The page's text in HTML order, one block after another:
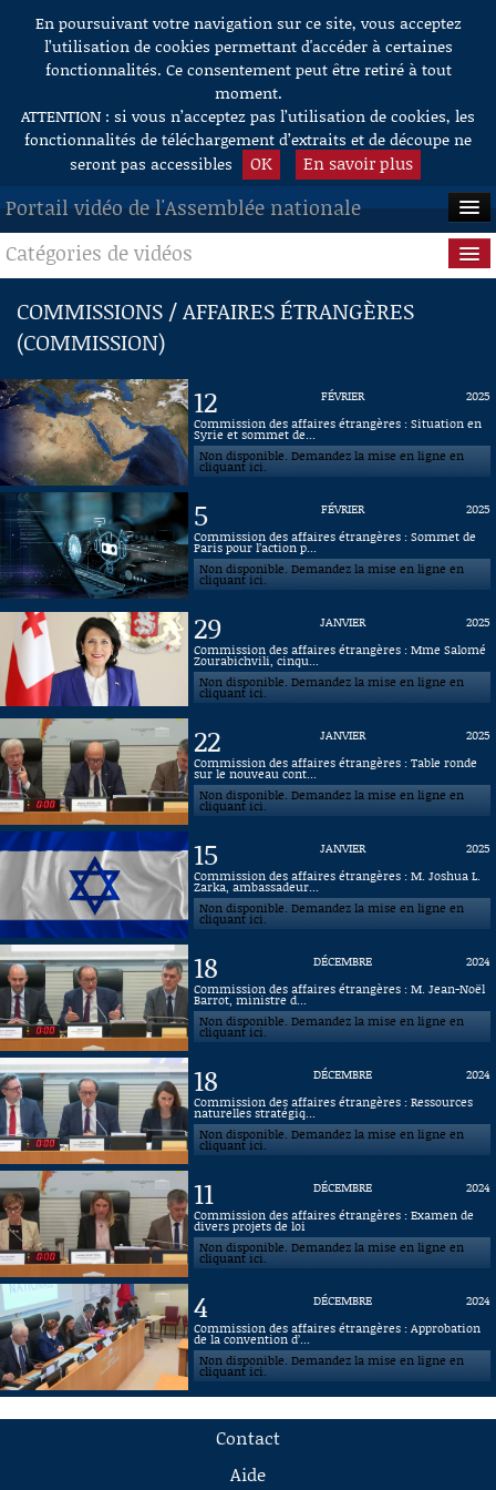
Aller au contenu
En poursuivant votre navigation sur ce site, vous acceptez
l’utilisation de cookies permettant d'accéder à certaines
fonctionnalités. Ce consentement peut être retiré à tout
moment.
ATTENTION : si vous n’acceptez pas l’utilisation de cookies, les
fonctionnalités de téléchargement d’extraits et de découpe ne
seront pas accessibles
OK En savoir plus
Portail vidéo de l'Assemblée nationale
ACCUEIL
EN DIRECT
À LA DEMANDE
RECHERCHE
AIDE À LA DÉCOUPE
DE VIDÉOS
Catégories de vidéos
Séance publique
Questions au Gouvernement
Commissions
Présidence
Connaissance, Histoire
Autres
COMMISSIONS / AFFAIRES ÉTRANGÈRES
(COMMISSION)
12 FÉVRIER
2025
Commission des affaires étrangères : Situation en
Syrie et sommet de...
Non disponible. Demandez la mise en ligne en
cliquant ici.
5 FÉVRIER
2025
Commission des affaires étrangères : Sommet de
Paris pour l’action p...
Non disponible. Demandez la mise en ligne en
cliquant ici.
29 JANVIER
2025
Commission des affaires étrangères : Mme Salomé
Zourabichvili, cinqu...
Non disponible. Demandez la mise en ligne en
cliquant ici.
22 JANVIER
2025
Commission des affaires étrangères : Table ronde
sur le nouveau cont...
Non disponible. Demandez la mise en ligne en
cliquant ici.
15 JANVIER
2025
Commission des affaires étrangères : M. Joshua L.
Zarka, ambassadeur...
Non disponible. Demandez la mise en ligne en
cliquant ici.
18 DÉCEMBRE
2024
Commission des affaires étrangères : M. Jean-Noël
Barrot, ministre d...
Non disponible. Demandez la mise en ligne en
cliquant ici.
18 DÉCEMBRE
2024
Commission des affaires étrangères : Ressources
naturelles stratégiq...
Non disponible. Demandez la mise en ligne en
cliquant ici.
11 DÉCEMBRE
2024
Commission des affaires étrangères : Examen de
divers projets de loi
Non disponible. Demandez la mise en ligne en
cliquant ici.
4 DÉCEMBRE
2024
Commission des affaires étrangères : Approbation
de la convention d’...
Non disponible. Demandez la mise en ligne en
cliquant ici.
Contact
Aide